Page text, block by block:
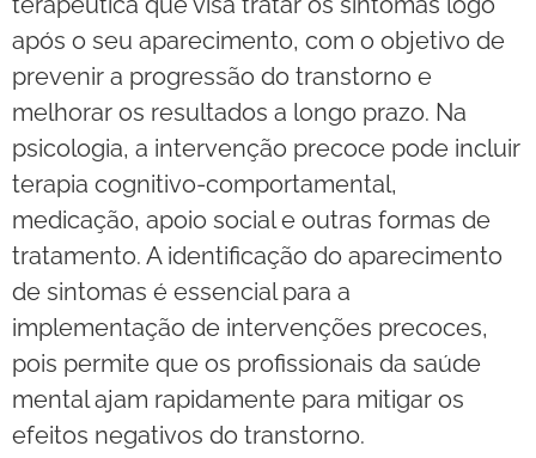
após o seu aparecimento, com o objetivo de
prevenir a progressão do transtorno e
melhorar os resultados a longo prazo. Na
psicologia, a intervenção precoce pode incluir
terapia cognitivo-comportamental,
medicação, apoio social e outras formas de
tratamento. A identificação do aparecimento
de sintomas é essencial para a
implementação de intervenções precoces,
pois permite que os profissionais da saúde
mental ajam rapidamente para mitigar os
efeitos negativos do transtorno.